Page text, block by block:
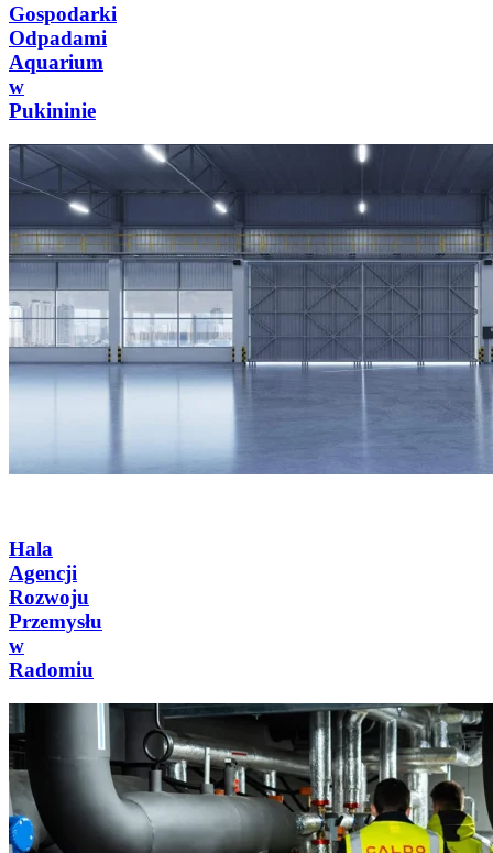
Gospodarki
Odpadami
Aquarium
w
Pukininie
Hala
Agencji
Rozwoju
Przemysłu
w
Radomiu